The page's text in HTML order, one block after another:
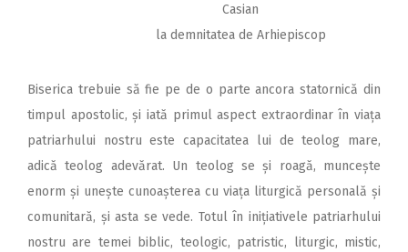
Casian
la demnitatea de Arhiepiscop
Biserica trebuie să fie pe de o parte ancora statornică din
timpul apostolic, și iată primul aspect extraordinar în viața
patriarhului nostru este capacitatea lui de teolog mare,
adică teolog adevărat. Un teolog se și roagă, muncește
enorm și unește cunoașterea cu viața liturgică personală și
comunitară, și asta se vede. Totul în inițiativele patriarhului
nostru are temei biblic, teologic, patristic, liturgic, mistic,